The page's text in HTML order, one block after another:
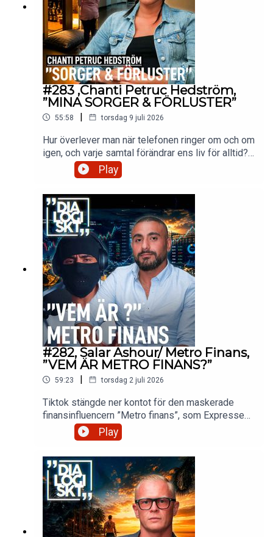
skada, vilket gör att han riskerar upp till två års
fängelse.
#283 ,Chanti Petruc Hedström,
”MINA SORGER & FÖRLUSTER”
55:58 | torsdag 9 juli 2026
Hur överlever man när telefonen ringer om och om
igen, och varje samtal förändrar ens liv för alltid?
Under loppet av ett år förlorade Chanti sin syster,
sin mamma, sin moster och sin kusin i suicid.
tystnaden. Om en mamma hon både älskade och
sårades av. Om rädslan att förlora även sin egen
dotter. Och om ett system som inte fångade upp.
Det här är Chantis berättelse.
Play
#282, Salar Ashour/ Metro Finans,
”VEM ÄR METRO FINANS?”
59:23 | torsdag 2 juli 2026
Tiktok stängde ner kontot för den maskerade
finansinfluencern ”Metro finans”, som Expressen
avslöjade som Salar Ashour, 37.Kontot hade över
130 000 följare och användes för att sprida iransk
konspirationsteorier.Ett uttalande från Salar
Ashour på ”X”: ”När människor försöker få mina
konton på TikTok och Instagram nedstängda bara
för att jag uttrycker en avvikande åsikt måste man
ställa sig frågan vilket samhälle de egentligen vill
ha”.
Play